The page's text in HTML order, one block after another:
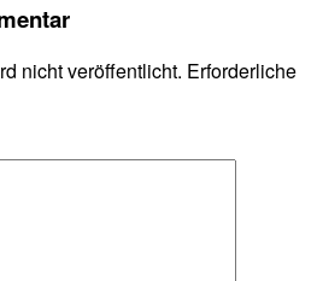
nicht veröffentlicht. Erforderliche